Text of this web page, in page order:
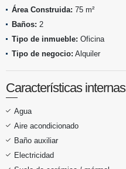
Área Construida: 75 m²
Baños: 2
Tipo de inmueble: Oficina
Tipo de negocio: Alquiler
Características internas
Agua
Aire acondicionado
Baño auxiliar
Electricidad